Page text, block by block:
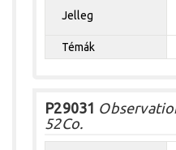
Jelleg
Témák
P29031
52Co.